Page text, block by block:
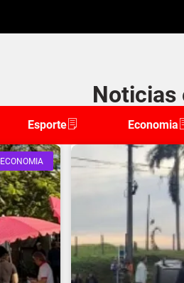
Noticias
Esporte Economia
ECONOMIA